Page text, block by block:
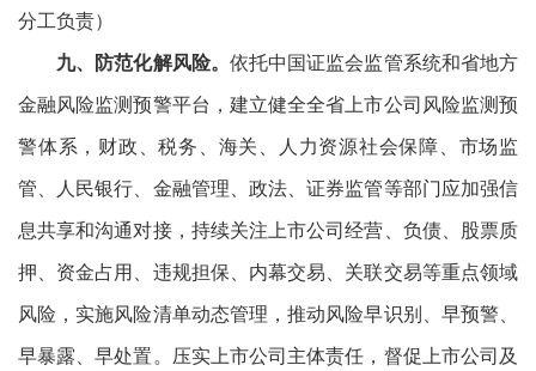
分工负责）
九、防范化解风险。 依托中国证监会监管系统和省地方
金融风险监测预警平台，建立健全全省上市公司风险监测预
警体系，财政、税务、海关、人力资源社会保障、市场监
管、人民银行、金融管理、政法、证券监管等部门应加强信
息共享和沟通对接，持续关注上市公司经营、负债、股票质
押、资金占用、违规担保、内幕交易、关联交易等重点领域
风险，实施风险清单动态管理，推动风险早识别、早预警、
早暴露、早处置。压实上市公司主体责任，督促上市公司及